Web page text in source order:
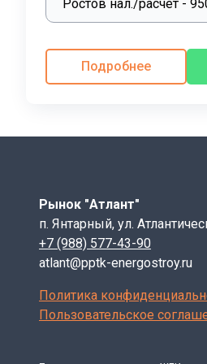
ремонта труб,
работа в строительстве
нагрузки до 15 тс/м2 ,
75 - номинальный
150 - номинальный
90 - номинальная
4 - индекс,
Размеры и модификация
серии 3.006.1-8. Каналы и
Подробнее
Рынок "Атлант"
п. Янтарный, ул.
+7 (988) 577-43-90
atlant@pptk-energostroy.ru
Политика
Пользовательское